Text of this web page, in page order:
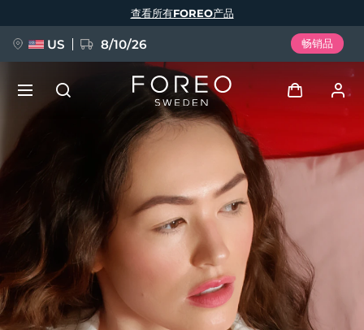
查看所有FOREO产品
US 8/10/26 畅销品
登录
我的设备
我的订单
我的地址
FAQ™ Pure Beauty-Tech Elixir
BREAKING NEWS
语言
English Deutsch
Español
Français
Português
Polski
Svenska
Русский
Türkçe
简体中文 繁體中文